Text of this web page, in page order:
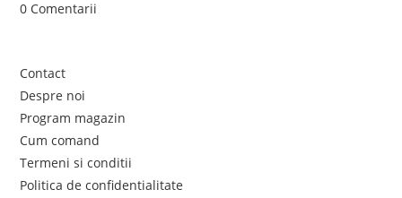
0 Comentarii
Contact
Despre noi
Program magazin
Cum comand
Termeni si conditii
Politica de confidentialitate